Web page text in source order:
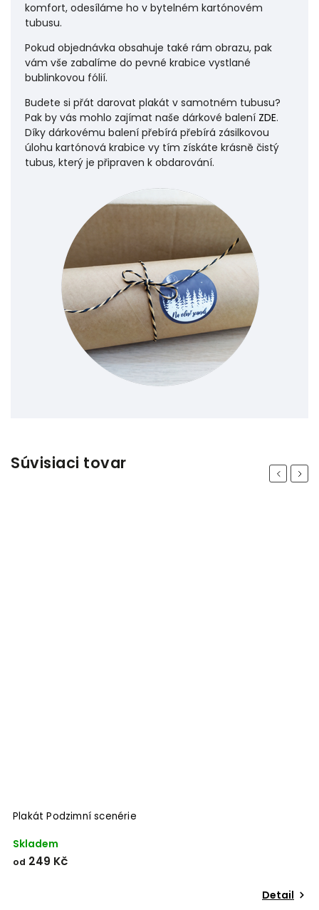
komfort, odesíláme ho v bytelném kartónovém
tubusu.
Pokud objednávka obsahuje také rám obrazu, pak
vám vše zabalíme do pevné krabice vystlané
bublinkovou fólií.
Budete si přát darovat plakát v samotném tubusu?
Pak by vás mohlo zajímat naše dárkové balení ZDE.
Díky dárkovému balení přebírá přebírá zásilkovou
úlohu kartónová krabice vy tím získáte krásně čistý
tubus, který je připraven k obdarování.
Súvisiaci tovar Previous
Plakát Podzimní scenérie
Skladem
od 249 Kč
Detail
Next